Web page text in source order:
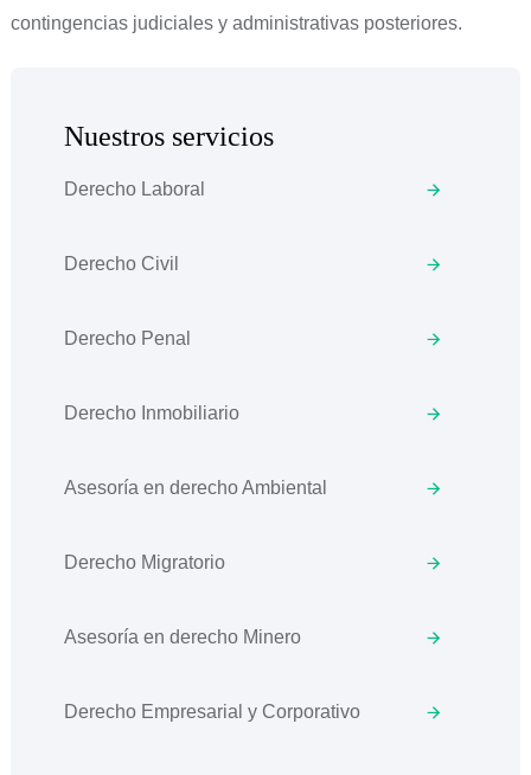
contingencias judiciales y administrativas posteriores.
Nuestros servicios
Derecho Laboral
Derecho Civil
Derecho Penal
Derecho Inmobiliario
Asesoría en derecho Ambiental
Derecho Migratorio
Asesoría en derecho Minero
Derecho Empresarial y Corporativo